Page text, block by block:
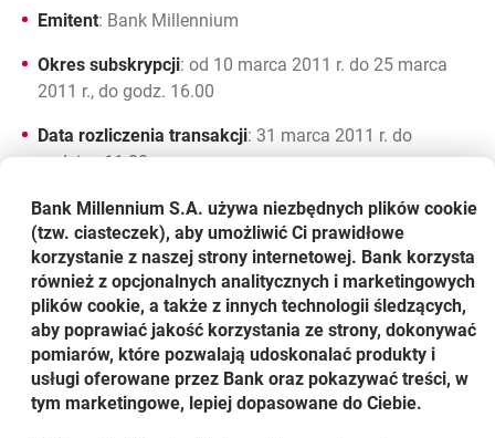
Emitent: Bank Millennium
Okres subskrypcji: od 10 marca 2011 r. do 25 marca
2011 r., do godz. 16.00
Data rozliczenia transakcji: 31 marca 2011 r. do
godziny 11.00
Okres inwestycji : 3 lata
Data wykupu : 2 kwietnia 2014 r.
Waluta inwestycji: PLN
Minimalna kwota: 25 000 zł
Gwarancja kapitału w dacie wykupu: 100%
zainwestowanego kapitału.
Bank Millennium S.A. używa niezbędnych plików cookie
(tzw. ciasteczek), aby umożliwić Ci prawidłowe
korzystanie z naszej strony internetowej. Bank korzysta
również z opcjonalnych analitycznych i marketingowych
plików cookie, a także z innych technologii śledzących,
aby poprawiać jakość korzystania ze strony, dokonywać
pomiarów, które pozwalają udoskonalać produkty i
usługi oferowane przez Bank oraz pokazywać treści, w
tym marketingowe, lepiej dopasowane do Ciebie.